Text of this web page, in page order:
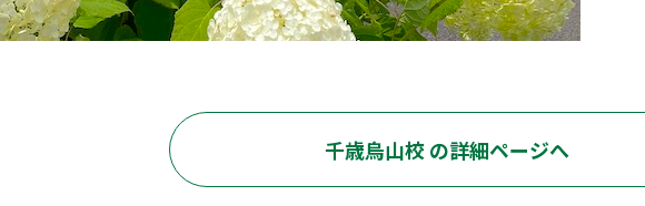
千歳烏山校 の詳細ページへ